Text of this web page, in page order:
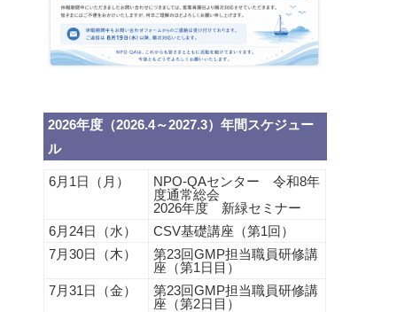
2026年度（2026.4～2027.3）年間スケジュー
ル
6月1日（月）
NPO-QAセンター 令和8年
度通常総会
2026年度 新緑セミナー
6月24日（水）
CSV基礎講座（第1回）
7月30日（木）
第23回GMP担当職員研修講
座（第1日目）
7月31日（金）
第23回GMP担当職員研修講
座（第2日目）